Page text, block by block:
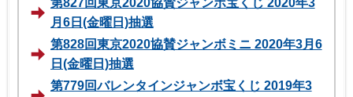
月6日(金曜日)抽選
第828回東京2020協賛ジャンボミニ 2020年3月6
日(金曜日)抽選
第779回バレンタインジャンボ宝くじ 2019年3